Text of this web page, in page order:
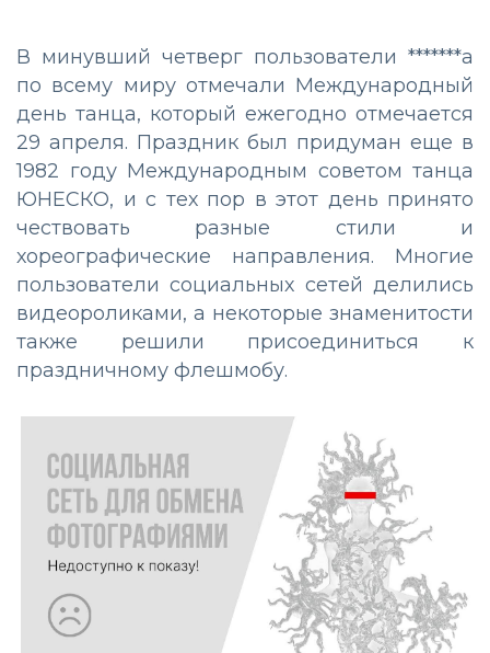
В минувший четверг пользователи *******а
по всему миру отмечали Международный
день танца, который ежегодно отмечается
29 апреля. Праздник был придуман еще в
1982 году Международным советом танца
ЮНЕСКО, и с тех пор в этот день принято
чествовать разные стили и
хореографические направления. Многие
пользователи социальных сетей делились
видеороликами, а некоторые знаменитости
также решили присоединиться к
праздничному флешмобу.